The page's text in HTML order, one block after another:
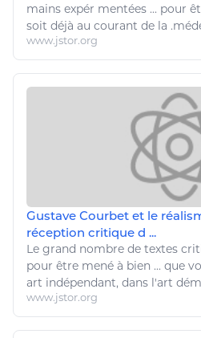
mains expér mentées ... pour
soit déjà au courant de la
www.jstor.org
Gustave Courbet et le
réception critique d ...
Le grand nombre de textes
pour être mené à bien ... que
art indépendant, dans l'art
www.jstor.org